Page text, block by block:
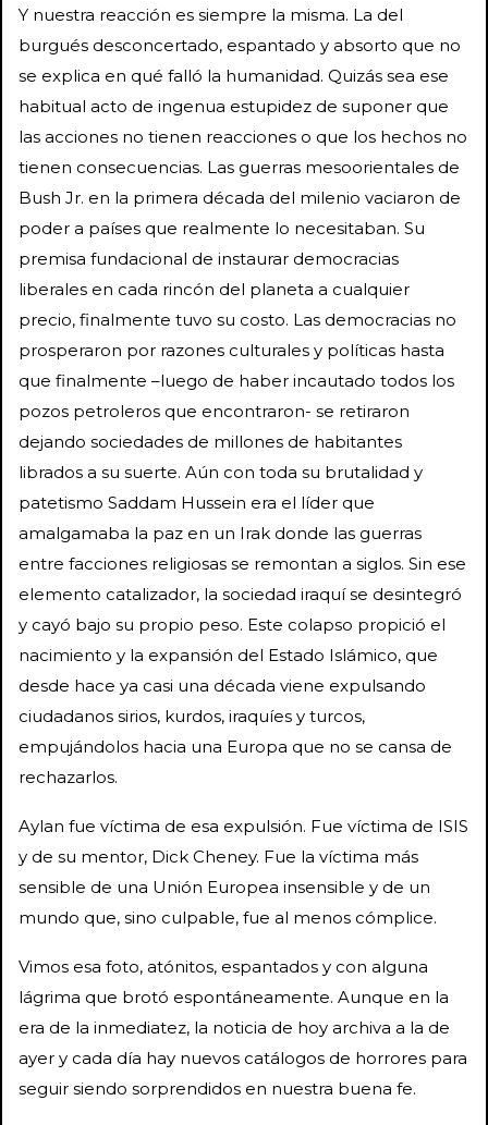
Y nuestra reacción es siempre la misma. La del
burgués desconcertado, espantado y absorto que no
se explica en qué falló la humanidad. Quizás sea ese
habitual acto de ingenua estupidez de suponer que
las acciones no tienen reacciones o que los hechos no
tienen consecuencias. Las guerras mesoorientales de
Bush Jr. en la primera década del milenio vaciaron de
poder a países que realmente lo necesitaban. Su
premisa fundacional de instaurar democracias
liberales en cada rincón del planeta a cualquier
precio, finalmente tuvo su costo. Las democracias no
prosperaron por razones culturales y políticas hasta
que finalmente –luego de haber incautado todos los
pozos petroleros que encontraron- se retiraron
dejando sociedades de millones de habitantes
librados a su suerte. Aún con toda su brutalidad y
patetismo Saddam Hussein era el líder que
amalgamaba la paz en un Irak donde las guerras
entre facciones religiosas se remontan a siglos. Sin ese
elemento catalizador, la sociedad iraquí se desintegró
y cayó bajo su propio peso. Este colapso propició el
nacimiento y la expansión del Estado Islámico, que
desde hace ya casi una década viene expulsando
ciudadanos sirios, kurdos, iraquíes y turcos,
empujándolos hacia una Europa que no se cansa de
rechazarlos.
Aylan fue víctima de esa expulsión. Fue víctima de ISIS
y de su mentor, Dick Cheney. Fue la víctima más
sensible de una Unión Europea insensible y de un
mundo que, sino culpable, fue al menos cómplice.
Vimos esa foto, atónitos, espantados y con alguna
lágrima que brotó espontáneamente. Aunque en la
era de la inmediatez, la noticia de hoy archiva a la de
ayer y cada día hay nuevos catálogos de horrores para
seguir siendo sorprendidos en nuestra buena fe.